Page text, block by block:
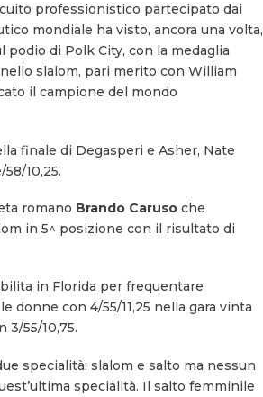
professionistico partecipato dai
mondiale ha visto, ancora una volta,
podio di Polk City, con la medaglia
slalom, pari merito con William
il campione del mondo
finale di Degasperi e Asher, Nate
10,25.
romano Brando Carusoche
in 5^ posizione con il risultato di
in Florida per frequentare
donne con 4/55/11,25 nella gara vinta
3/55/10,75.
specialità: slalom e salto ma nessun
specialità. Il salto femminile